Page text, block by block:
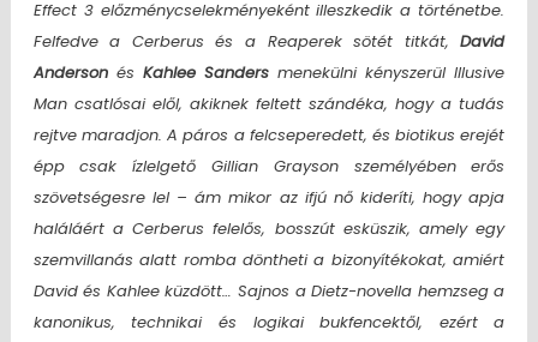
Effect 3 előzménycselekményeként illeszkedik a történetbe.
Felfedve a Cerberus és a Reaperek sötét titkát,David
Andersonés Kahlee Sanders menekülni kényszerül Illusive
Man csatlósai elől, akiknek feltett szándéka, hogy a tudás
rejtve maradjon. A páros a felcseperedett, és biotikus erejét
épp csak ízlelgető Gillian Grayson személyében erős
szövetségesre lel – ám mikor az ifjú nő kideríti, hogy apja
haláláért a Cerberus felelős, bosszút esküszik, amely egy
szemvillanás alatt romba döntheti a bizonyítékokat, amiért
David és Kahlee küzdött… Sajnos a Dietz-novella hemzseg a
kanonikus, technikai és logikai bukfencektől, ezért a